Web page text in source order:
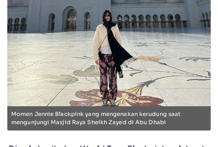
Momen Jennie Blackpink yang mengenakan kerudung saat
mengunjungi Masjid Raya Sheikh Zayed di Abu Dhabi